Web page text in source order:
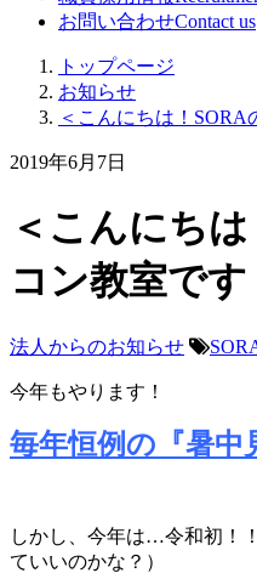
お問い合わせContact us
トップページ
お知らせ
＜こんにちは！SORA
2019年6月7日
＜こんにち
コン教室です
法人からのお知らせ
今年もやります！
毎年恒例の『暑中
しかし、今年は…令和初！
ていいのかな？）